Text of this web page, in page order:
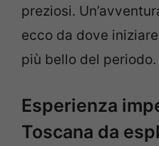
preziosi.
ecco da dove
più bello del periodo.
Esperienza
Toscana da